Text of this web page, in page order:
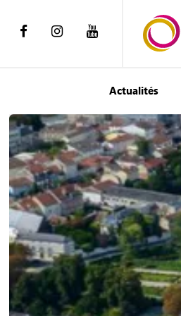
Actualités